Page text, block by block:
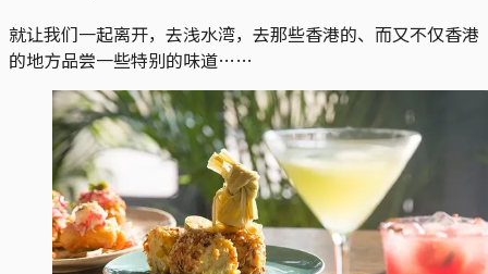
就让我们一起离开，去浅水湾，去那些香港的、而又不仅香港
的地方品尝一些特别的味道……